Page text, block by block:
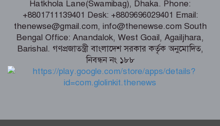
সংখ্যালঘু না থাকায় প্রতিক্রিয়া
ইতালি যাওয়ার পথে লিবিয়ায় বন্দি যুবক,
দেড় বছর ধরে নেই খোঁজ!
Hatkhola Lane(Swamibag), Dhaka. Phone:
+8801711139401 Desk: +8809696029401 Email:
thenewse@gmail.com, info@thenewse.com South
Bengal Office: Anandalok, West Goail, Agailjhara,
Barishal. গণপ্রজাতন্ত্রী বাংলাদেশ সরকার কর্তৃক অনুমোদিত,
নিবন্ধন নং ১৮৮